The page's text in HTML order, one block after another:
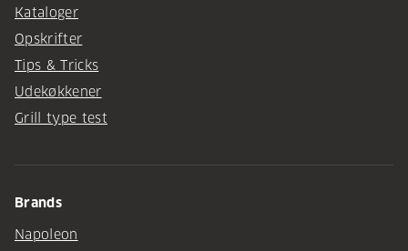
Kataloger
Opskrifter
Tips & Tricks
Udekøkkener
Grill type test
Brands
Napoleon